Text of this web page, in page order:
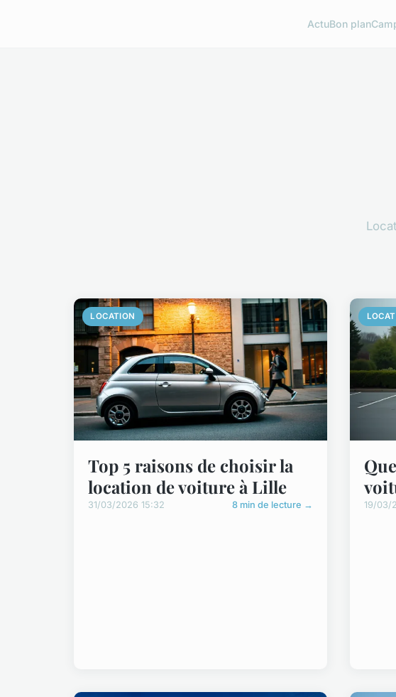
ActuBon plan
LOCATION
Top 5 raisons de choisir la
location de voiture à Lille
31/03/2026 15:32 8 min de lecture → 19/03/